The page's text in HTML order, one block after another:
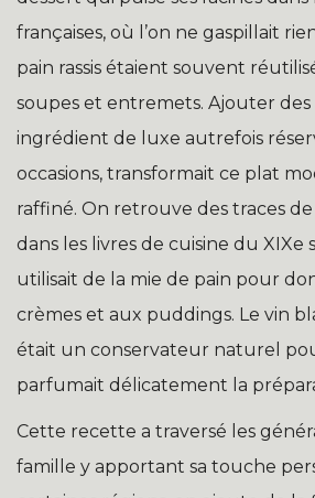
françaises, où l’on ne gaspillait
pain rassis étaient souvent
soupes et entremets. Ajouter des
ingrédient de luxe autrefois
occasions, transformait ce plat
raffiné. On retrouve des traces
dans les livres de cuisine du XIXe
utilisait de la mie de pain pour
crèmes et aux puddings. Le vin
était un conservateur naturel
parfumait délicatement la
Cette recette a traversé les
famille y apportant sa touche